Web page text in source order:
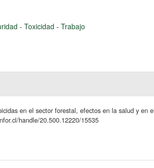
- Toxicidad - Trabajo
en el sector forestal, efectos en la salud y en
handle/20.500.12220/15535